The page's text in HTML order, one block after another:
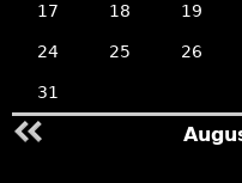
17 18 19
24 25 26
31